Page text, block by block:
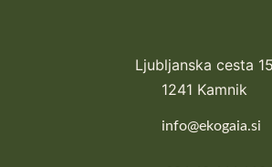
Ljubljanska cesta 15
1241 Kamnik
info@ekogaia.si